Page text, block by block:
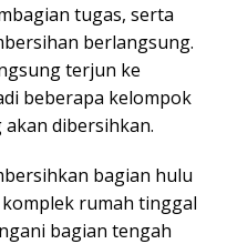
tugas, serta
berlangsung.
terjun ke
beberapa kelompok
akan dibersihkan.
bagian hulu
rumah tinggal
bagian tengah